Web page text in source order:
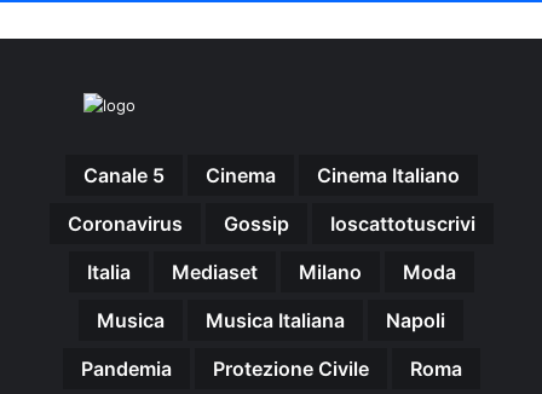
Canale 5 Cinema
Cinema Italiano
Coronavirus
Gossip
Ioscattotuscrivi
Italia
Mediaset Milano
Moda
Musica
Musica Italiana
Napoli
Pandemia
Protezione Civile
Roma